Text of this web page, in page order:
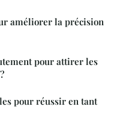
améliorer la précision
pour attirer les
pour réussir en tant